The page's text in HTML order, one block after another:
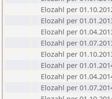
Elozahl per
Elozahl per
Elozahl per
Elozahl per
Elozahl per
Elozahl per
Elozahl per
Elozahl per